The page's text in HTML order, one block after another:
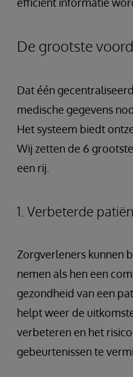
De grootste
Dat één
medische gegevens
Het systeem biedt
Wij zetten de 6
een rij.
1. Verbeterde
Zorgverleners kunnen
nemen als hen een
gezondheid van een
helpt weer de
verbeteren en het
gebeurtenissen te